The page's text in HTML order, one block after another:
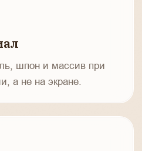
шпон и массив при
а не на экране.